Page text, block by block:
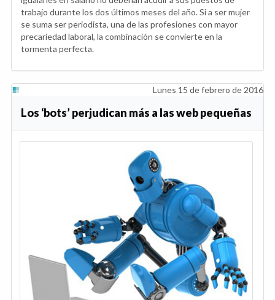
trabajo durante los dos últimos meses del año. Si a ser mujer
se suma ser periodista, una de las profesiones con mayor
precariedad laboral, la combinación se convierte en la
tormenta perfecta.
Lunes 15 de febrero de 2016
Los ‘bots’ perjudican más a las web pequeñas